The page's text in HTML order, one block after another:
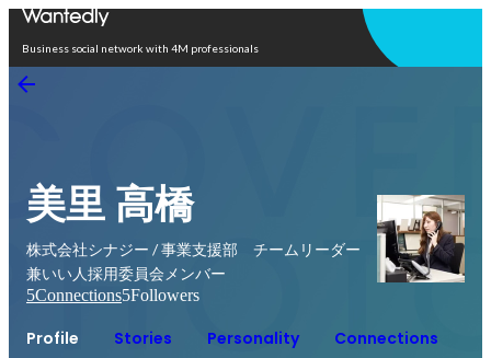
Business social network with 4M professionals
美里 高橋
株式会社シナジー / 事業支援部 チームリーダー
兼いい人採用委員会メンバー
5Connections5Followers
Profile Stories Personality Connections